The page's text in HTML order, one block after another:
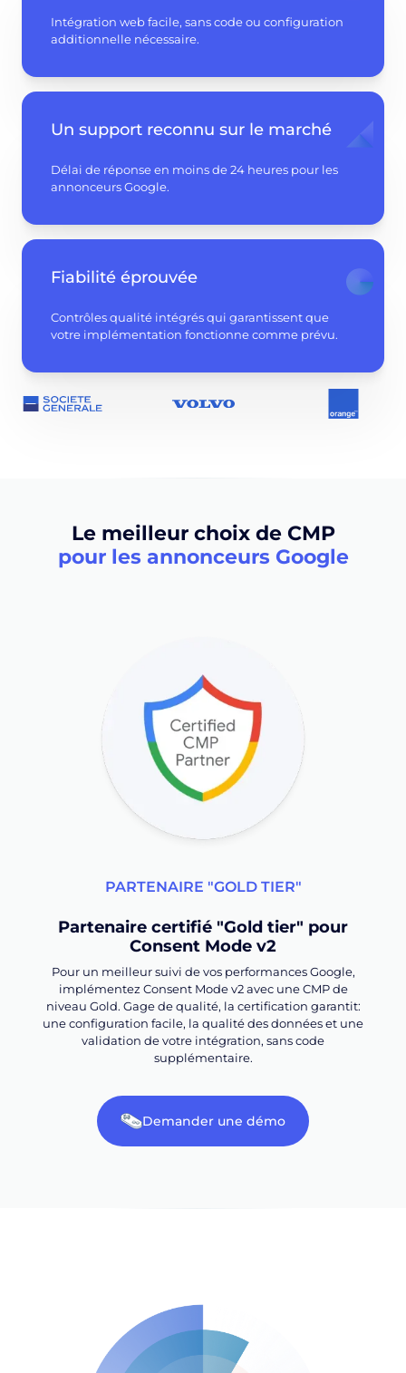
Intégration web facile, sans code ou configuration
additionnelle nécessaire.
Un support reconnu sur le marché
Délai de réponse en moins de 24 heures pour les
annonceurs Google.
Fiabilité éprouvée
Contrôles qualité intégrés qui garantissent que
votre implémentation fonctionne comme prévu.
Le meilleur choix de CMP
pour les annonceurs Google
PARTENAIRE "GOLD TIER"
Partenaire certifié "Gold tier" pour
Consent Mode v2
Pour un meilleur suivi de vos performances Google,
implémentez Consent Mode v2 avec une CMP de
niveau Gold. Gage de qualité, la certification garantit:
une configuration facile, la qualité des données et une
validation de votre intégration, sans code
supplémentaire.
Demander une démo